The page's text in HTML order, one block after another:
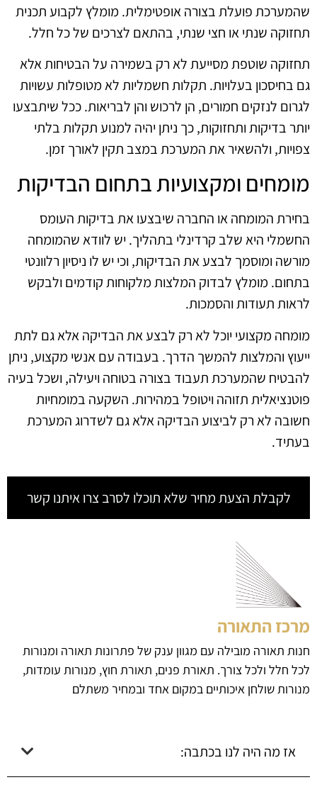
שהמערכת פועלת בצורה אופטימלית. מומלץ לקבוע תכנית
תחזוקה שנתי או חצי שנתי, בהתאם לצרכים של כל חלל.
תחזוקה שוטפת מסייעת לא רק בשמירה על הבטיחות אלא
גם בחיסכון בעלויות. תקלות חשמליות לא מטופלות עשויות
לגרום לנזקים חמורים, הן לרכוש והן לבריאות. ככל שיתבצעו
יותר בדיקות ותחזוקות, כך ניתן יהיה למנוע תקלות בלתי
צפויות, ולהשאיר את המערכת במצב תקין לאורך זמן.
מומחים ומקצועיות בתחום הבדיקות
בחירת המומחה או החברה שיבצעו את בדיקות העומס
החשמלי היא שלב קרדינלי בתהליך. יש לוודא שהמומחה
מורשה ומוסמך לבצע את הבדיקות, וכי יש לו ניסיון רלוונטי
בתחום. מומלץ לבדוק המלצות מלקוחות קודמים ולבקש
לראות תעודות והסמכות.
מומחה מקצועי יוכל לא רק לבצע את הבדיקה אלא גם לתת
ייעוץ והמלצות להמשך הדרך. בעבודה עם אנשי מקצוע, ניתן
להבטיח שהמערכת תעבוד בצורה בטוחה ויעילה, ושכל בעיה
פוטנציאלית תזוהה ויטופל במהירות. השקעה במומחיות
חשובה לא רק לביצוע הבדיקה אלא גם לשדרוג המערכת
בעתיד.
לקבלת הצעת מחיר שלא תוכלו לסרב צרו איתנו קשר
מרכז התאורה
חנות תאורה מובילה עם מגוון ענק של פתרונות תאורה ומנורות
לכל חלל ולכל צורך. תאורת פנים, תאורת חוץ, מנורות עומדות,
מנורות שולחן איכותיים במקום אחד ובמחיר משתלם
אז מה היה לנו בכתבה: